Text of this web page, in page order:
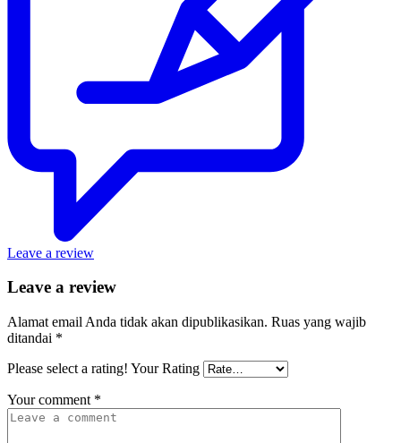
Leave a review
Leave a review
Alamat email Anda tidak akan dipublikasikan. Ruas yang wajib
ditandai *
Please select a rating! Your Rating
Your comment *